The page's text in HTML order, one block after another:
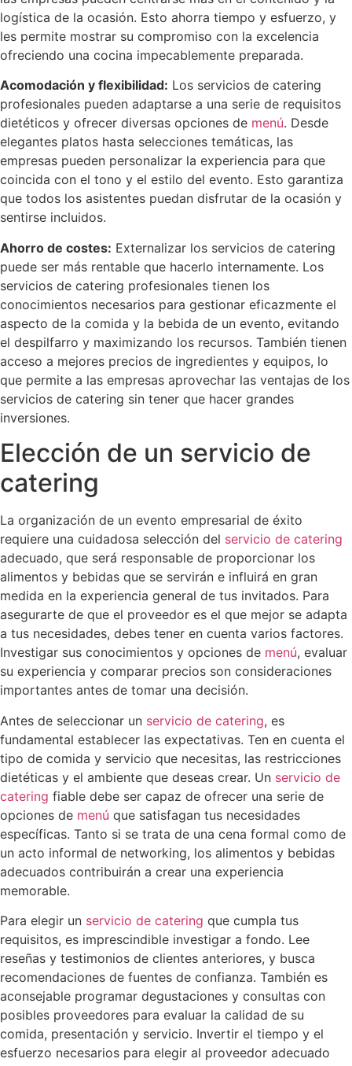
logística de la ocasión. Esto ahorra tiempo y esfuerzo, y
les permite mostrar su compromiso con la excelencia
ofreciendo una cocina impecablemente preparada.
Acomodación y flexibilidad: Los servicios de catering
profesionales pueden adaptarse a una serie de requisitos
dietéticos y ofrecer diversas opciones de menú. Desde
elegantes platos hasta selecciones temáticas, las
empresas pueden personalizar la experiencia para que
coincida con el tono y el estilo del evento. Esto garantiza
que todos los asistentes puedan disfrutar de la ocasión y
sentirse incluidos.
Ahorro de costes: Externalizar los servicios de catering
puede ser más rentable que hacerlo internamente. Los
servicios de catering profesionales tienen los
conocimientos necesarios para gestionar eficazmente el
aspecto de la comida y la bebida de un evento, evitando
el despilfarro y maximizando los recursos. También tienen
acceso a mejores precios de ingredientes y equipos, lo
que permite a las empresas aprovechar las ventajas de los
servicios de catering sin tener que hacer grandes
inversiones.
Elección de un servicio de
catering
La organización de un evento empresarial de éxito
requiere una cuidadosa selección del servicio de catering
adecuado, que será responsable de proporcionar los
alimentos y bebidas que se servirán e influirá en gran
medida en la experiencia general de tus invitados. Para
asegurarte de que el proveedor es el que mejor se adapta
a tus necesidades, debes tener en cuenta varios factores.
Investigar sus conocimientos y opciones de menú, evaluar
su experiencia y comparar precios son consideraciones
importantes antes de tomar una decisión.
Antes de seleccionar un servicio de catering, es
fundamental establecer las expectativas. Ten en cuenta el
tipo de comida y servicio que necesitas, las restricciones
dietéticas y el ambiente que deseas crear. Un servicio de
catering fiable debe ser capaz de ofrecer una serie de
opciones de menú que satisfagan tus necesidades
específicas. Tanto si se trata de una cena formal como de
un acto informal de networking, los alimentos y bebidas
adecuados contribuirán a crear una experiencia
memorable.
Para elegir un servicio de catering que cumpla tus
requisitos, es imprescindible investigar a fondo. Lee
reseñas y testimonios de clientes anteriores, y busca
recomendaciones de fuentes de confianza. También es
aconsejable programar degustaciones y consultas con
posibles proveedores para evaluar la calidad de su
comida, presentación y servicio. Invertir el tiempo y el
esfuerzo necesarios para elegir al proveedor adecuado